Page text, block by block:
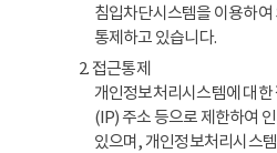
침입차단시스템을 이용하
통제하고 있습니다.
2. 접근통제
개인정보처리시스템에 대
(IP) 주소 등으로 제한하여
있으며, 개인정보처리시스